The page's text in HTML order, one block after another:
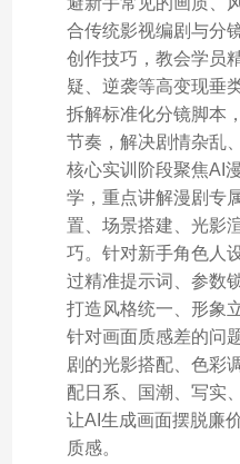
合传统影视编剧与分
创作技巧，教会学员
疑、逆袭等高变现垂
拆解标准化分镜脚本
节奏，解决剧情杂乱
核心实训阶段聚焦AI
学，重点讲解漫剧专
置、场景搭建、光影
巧。针对新手角色人
过精准提示词、参数
打造风格统一、形象
针对画面质感差的问
剧的光影搭配、色彩
配日系、国潮、写实
让AI生成画面摆脱廉
质感。